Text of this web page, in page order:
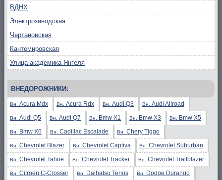
ВДНХ
Электрозаводская
Чертановская
Кантемировская
Улица академика Янгеля
ВНЕДОРОЖНИКИ:
Вн. Acura Mdx Вн. Acura Rdx Вн. Audi Q3 Вн. Audi Allroad
Вн. Audi Q5 Вн. Audi Q7 Вн. Bmw X1 Вн. Bmw X3 Вн. Bmw X5
Вн. Bmw X6 Вн. Cadillac Escalade Вн. Chery Tiggo
Вн. Chevrolet Blazer Вн. Chevrolet Captiva Вн. Chevrolet Suburban
Вн. Chevrolet Tahoe Вн. Chevrolet Tracker Вн. Chevrolet Trailblazer
Вн. Citroen C-Crosser Вн. Daihatsu Terios Вн. Dodge Durango